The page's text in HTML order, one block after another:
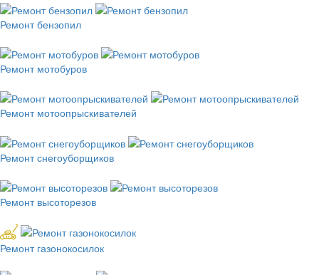
Ремонт бензопил
Ремонт мотобуров
Ремонт мотоопрыскивателей
Ремонт снегоуборщиков
Ремонт высоторезов
Ремонт газонокосилок